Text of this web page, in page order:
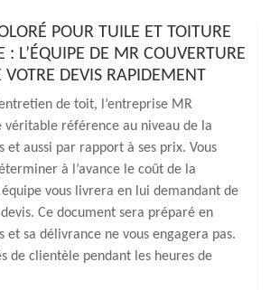
POUR TUILE ET TOITURE
L’ÉQUIPE DE MR COUVERTURE
VOTRE DEVIS RAPIDEMENT
de toit, l’entreprise MR
véritable référence au niveau de la
et aussi par rapport à ses prix. Vous
à l’avance le coût de la
vous livrera en lui demandant de
Ce document sera préparé en
et sa délivrance ne vous engagera pas.
de clientèle pendant les heures de